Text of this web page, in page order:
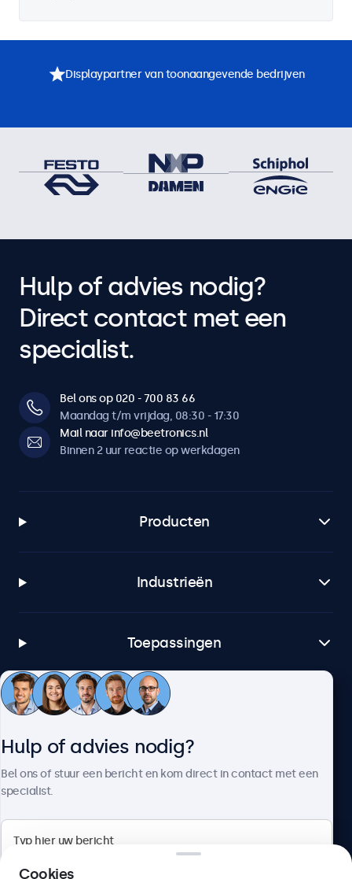
Displaypartner van toonaangevende bedrijven
Hulp of advies nodig?
Direct contact met een
specialist.
Bel ons op 020 - 700 83 66
Maandag t/m vrijdag, 08:30 - 17:30
Mail naar info@beetronics.nl
Binnen 2 uur reactie op werkdagen
Producten
Industrieën
Toepassingen
Klantenservice
Hulp of advies nodig?
Bel ons of stuur een bericht en kom direct in contact met een
specialist.
Cookies